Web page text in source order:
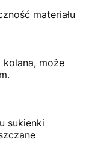
materiału
może
sukienki